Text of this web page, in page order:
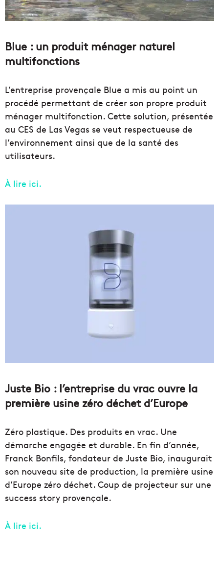
Blue : un produit ménager naturel
multifonctions
L’entreprise provençale Blue a mis au point un
procédé permettant de créer son propre produit
ménager multifonction. Cette solution, présentée
au CES de Las Vegas se veut respectueuse de
l’environnement ainsi que de la santé des
utilisateurs.
À lire ici.
Juste Bio : l’entreprise du vrac ouvre la
première usine zéro déchet d’Europe
Zéro plastique. Des produits en vrac. Une
démarche engagée et durable. En fin d’année,
Franck Bonfils, fondateur de Juste Bio, inaugurait
son nouveau site de production, la première usine
d’Europe zéro déchet. Coup de projecteur sur une
success story provençale.
À lire ici.